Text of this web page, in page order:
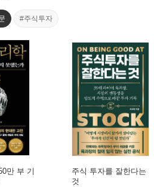
#주식투자
만 부 기
주식 투자를 잘한다는
것